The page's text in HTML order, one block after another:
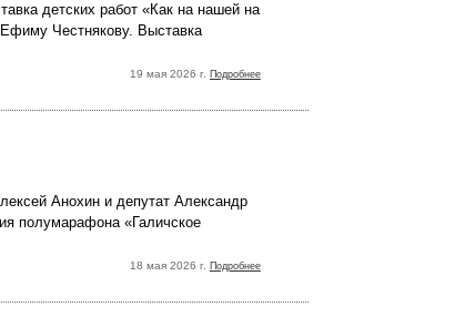
детских работ «Как на нашей на
Честнякову. Выставка
19 мая 2026 г. Подробнее
Анохин и депутат Александр
полумарафона «Галичское
18 мая 2026 г. Подробнее